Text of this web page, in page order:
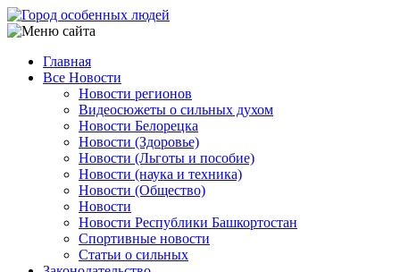
Перейти
к
содержанию
Main
navigation
Главная
Все Новости
Новости регионов
Видеосюжеты о сильных духом
Новости Белорецка
Новости (Здоровье)
Новости (Льготы и пособие)
Новости (наука и техника)
Новости (Общество)
Новости
Новости Республики Башкортостан
Спортивные новости
Статьи о сильных